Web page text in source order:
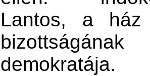
Lantos, a ház
demokratája.